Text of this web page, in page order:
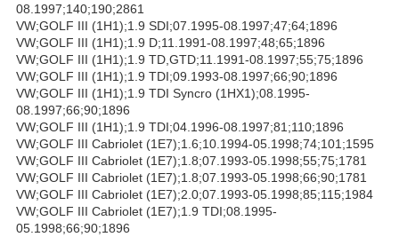
08.1997;140;190;2861
VW;GOLF III (1H1);1.9 SDI;07.1995-08.1997;47;64;1896
VW;GOLF III (1H1);1.9 D;11.1991-08.1997;48;65;1896
VW;GOLF III (1H1);1.9 TD,GTD;11.1991-08.1997;55;75;1896
VW;GOLF III (1H1);1.9 TDI;09.1993-08.1997;66;90;1896
VW;GOLF III (1H1);1.9 TDI Syncro (1HX1);08.1995-
08.1997;66;90;1896
VW;GOLF III (1H1);1.9 TDI;04.1996-08.1997;81;110;1896
VW;GOLF III Cabriolet (1E7);1.6;10.1994-05.1998;74;101;1595
VW;GOLF III Cabriolet (1E7);1.8;07.1993-05.1998;55;75;1781
VW;GOLF III Cabriolet (1E7);1.8;07.1993-05.1998;66;90;1781
VW;GOLF III Cabriolet (1E7);2.0;07.1993-05.1998;85;115;1984
VW;GOLF III Cabriolet (1E7);1.9 TDI;08.1995-
05.1998;66;90;1896